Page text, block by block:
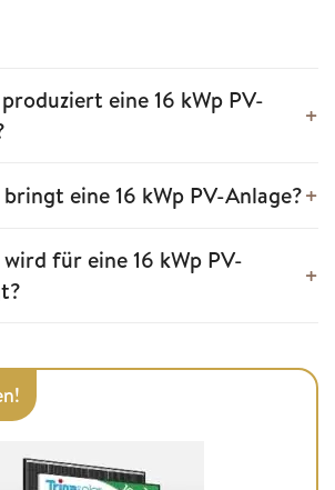
eine 16 kWp PV-
eine 16 kWp PV-Anlage?
für eine 16 kWp PV-